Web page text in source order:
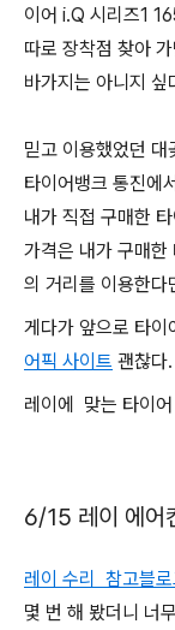
이어 i.Q 시리즈1
따로 장착점 찾아
바가지는 아니지 싶
믿고 이용했었던
타이어뱅크 통진에
내가 직접 구매한
가격은 내가 구매
의 거리를 이용한
게다가 앞으로 타이
어픽 사이트 괜찮다
레이에 맞는 타이
6/15 레이 에어
레이 수리 참고블로
몇 번 해 봤더니 너